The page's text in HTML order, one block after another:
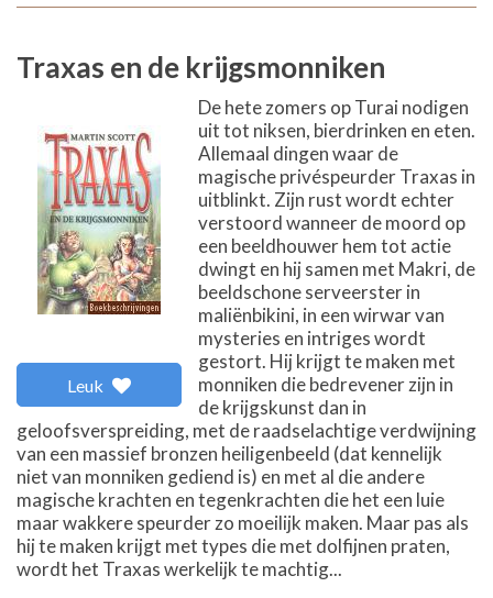
Traxas en de krijgsmonniken
Leuk
De hete zomers op Turai nodigen
uit tot niksen, bierdrinken en eten.
Allemaal dingen waar de
magische privéspeurder Traxas in
uitblinkt. Zijn rust wordt echter
verstoord wanneer de moord op
een beeldhouwer hem tot actie
dwingt en hij samen met Makri, de
beeldschone serveerster in
maliënbikini, in een wirwar van
mysteries en intriges wordt
gestort. Hij krijgt te maken met
monniken die bedrevener zijn in
de krijgskunst dan in
geloofsverspreiding, met de raadselachtige verdwijning
van een massief bronzen heiligenbeeld (dat kennelijk
niet van monniken gediend is) en met al die andere
magische krachten en tegenkrachten die het een luie
maar wakkere speurder zo moeilijk maken. Maar pas als
hij te maken krijgt met types die met dolfijnen praten,
wordt het Traxas werkelijk te machtig...